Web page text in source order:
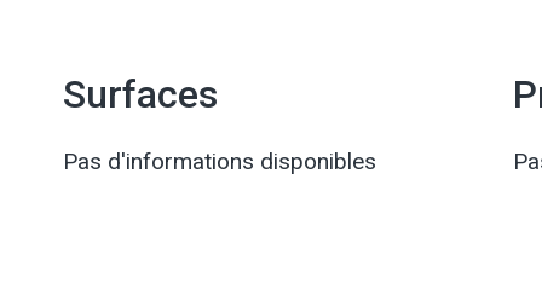
Surfaces
Pas d'informations disponibles